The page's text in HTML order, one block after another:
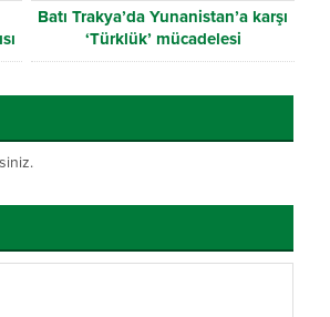
Batı Trakya’da Yunanistan’a karşı
‘Türklük’ mücadelesi